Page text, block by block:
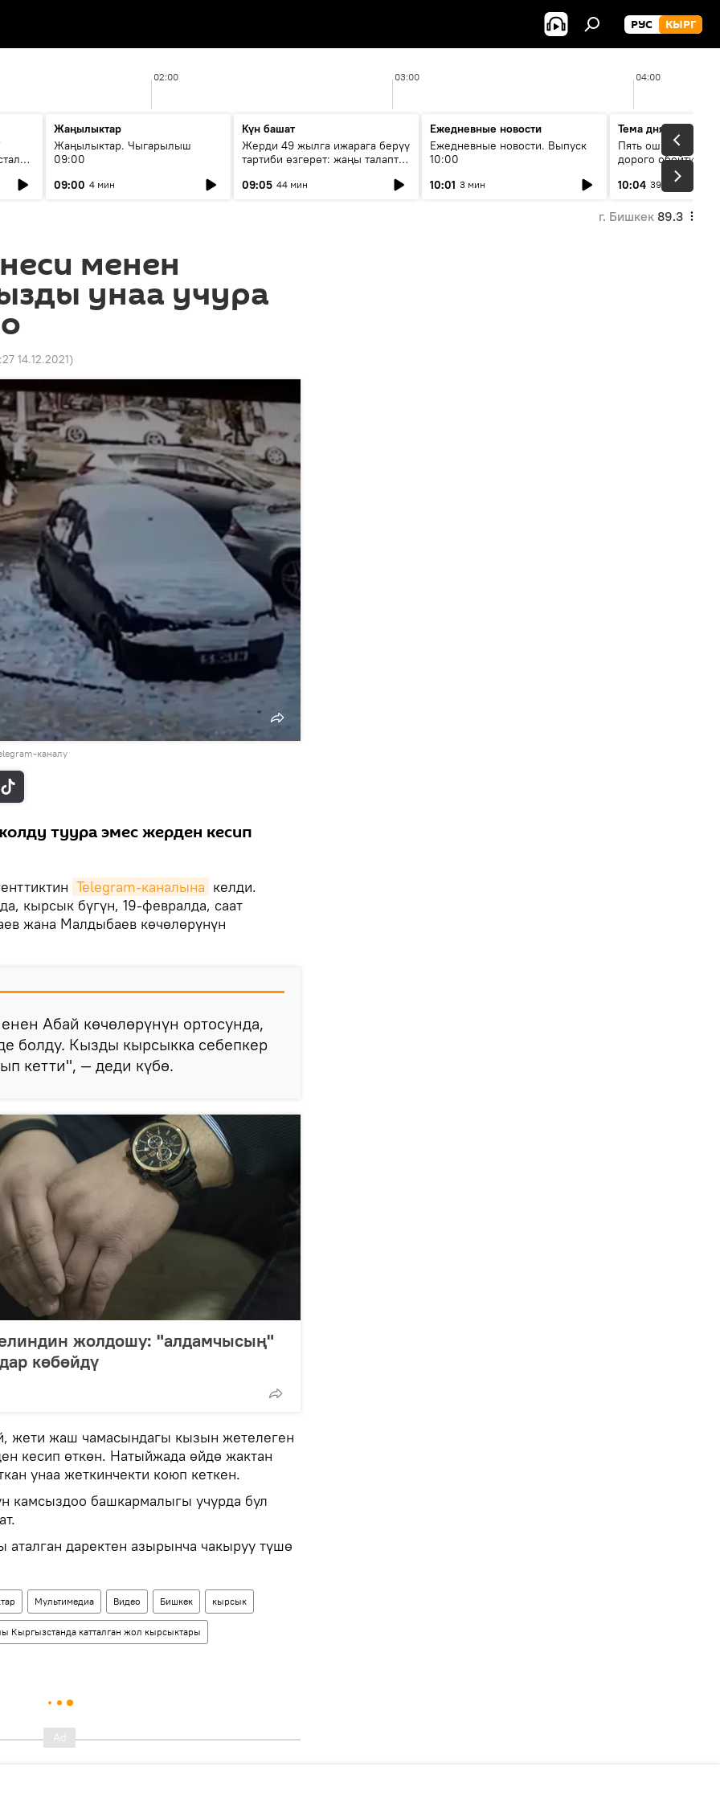
РУС КЫРГ
02:00 03:00 04:00
Жаңылыктар
Жаңылыктар. Чыгарылыш
09:00
09:00 4 мин
Күн башат
Жерди 49 жылга ижарага берүү
тартиби өзгөрөт: жаңы талаптар
09:05 44 мин
Ежедневные новости
Ежедневные новости. Выпуск
10:00
10:01 3 мин
Тема дня
Пять ошибок
дорого обойтись
10:04 39 мин
г. Бишкек 89.3
менен
унаа учура
14.12.2021)
каналу
туура эмес жерден кесип
Telegram-каналына келди.
кырсык бүгүн, 19-февралда, саат
жана Малдыбаев көчөлөрүнүн
Абай көчөлөрүнүн ортосунда,
болду. Кызды кырсыкка себепкер
кетти", — деди күбө.
жолдошу: "алдамчысың"
көбөйдү
жети жаш чамасындагы кызын жетелеген
кесип өткөн. Натыйжада өйдө жактан
унаа жеткинчекти коюп кеткен.
камсыздоо башкармалыгы учурда бул
даректен азырынча чакыруу түшө
Мультимедиа Видео Бишкек кырсык
Кыргызстанда катталган жол кырсыктары